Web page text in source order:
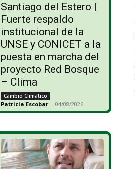
Santiago del Estero |
Fuerte respaldo
institucional de la
UNSE y CONICET a la
puesta en marcha del
proyecto Red Bosque
– Clima
Cambio Climático
Patricia Escobar - 04/08/2026